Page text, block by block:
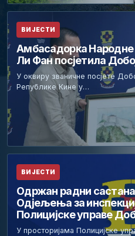
ВИЈЕСТИ
Амбасадорка Народне
Ли Фан посјетила
У оквиру званичне посјете
Републике Кине у…
ВИЈЕСТИ
Одржан радни
Одјељења за
Полицијске управе
У просторијама Полицијске